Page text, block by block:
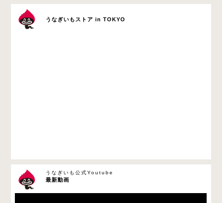
うなぎいもストア in TOKYO
最新動画
うなぎいも公式Youtube